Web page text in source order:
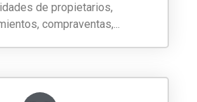
de propietarios,
compraventas,...​